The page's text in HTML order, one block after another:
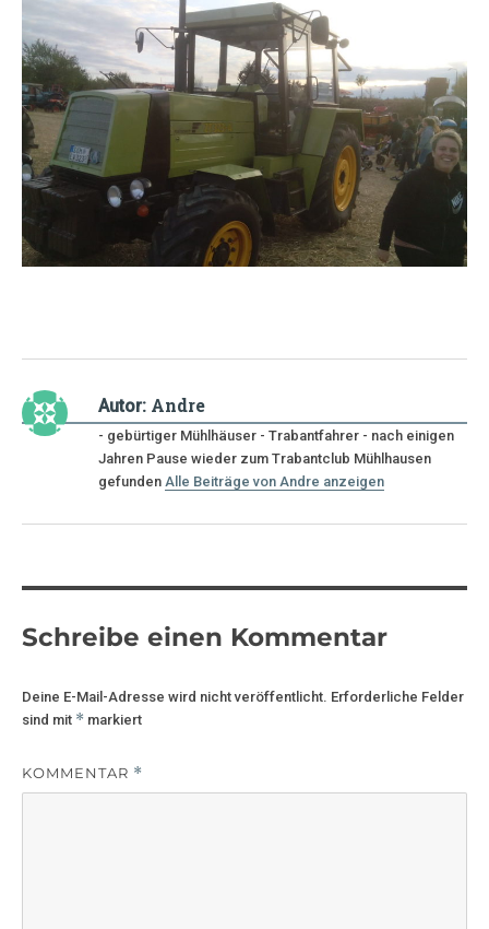
Autor: Andre
- gebürtiger Mühlhäuser - Trabantfahrer - nach einigen
Jahren Pause wieder zum Trabantclub Mühlhausen
gefunden Alle Beiträge von Andre anzeigen
Schreibe einen Kommentar
Deine E-Mail-Adresse wird nicht veröffentlicht. Erforderliche Felder
sind mit * markiert
KOMMENTAR *